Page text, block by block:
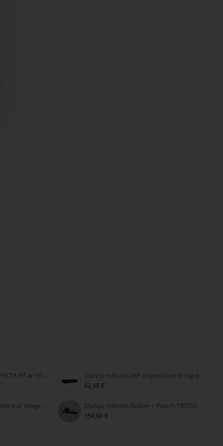
Durvju rokturis MP PERFECTA RT ar integrētu slēdzeni Durvju rokturis MP Impressa ar integrētu slēdzeni
82,60 €
Durvju rokturis MP Grandera ar integrētu slēdzeni Durvju rokturis Buster + Punch CROSS
159,00 €